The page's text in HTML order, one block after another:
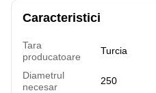
Caracteristici
Tara
producatoare
Turcia
Diametrul
necesar
250